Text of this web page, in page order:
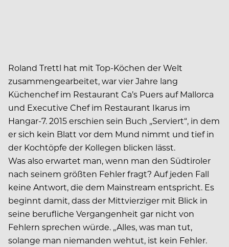
Roland Trettl hat mit Top-Köchen der Welt
zusammengearbeitet, war vier Jahre lang
Küchenchef im Restaurant Ca’s Puers auf Mallorca
und Execu­tive Chef im Restaurant Ikarus im
Hangar-7. 2015 erschien sein Buch „Serviert“, in dem
er sich kein Blatt vor dem Mund nimmt und tief in
der Kochtöpfe der Kollegen blicken lässt.
Was also erwartet man, wenn man den Südtiroler
nach seinem größten Fehler fragt? Auf jeden Fall
keine Antwort, die dem Mainstream entspricht. Es
beginnt damit, dass der Mittvierziger mit Blick in
seine berufliche Vergangenheit gar nicht von
Fehlern sprechen würde. „Alles, was man tut,
solange man niemanden wehtut, ist kein Fehler.